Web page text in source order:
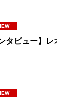
タビュー】